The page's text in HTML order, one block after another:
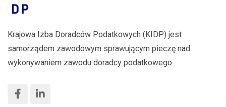
Krajowa Izba Doradców Podatkowych (KIDP) jest
samorządem zawodowym sprawującym pieczę nad
wykonywaniem zawodu doradcy podatkowego.